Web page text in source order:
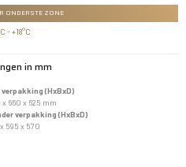
ONDERSTE ZONE
- +18°C
in mm
verpakking (HxBxD)
x 660 x 625 mm
verpakking (HxBxD)
595 x 570